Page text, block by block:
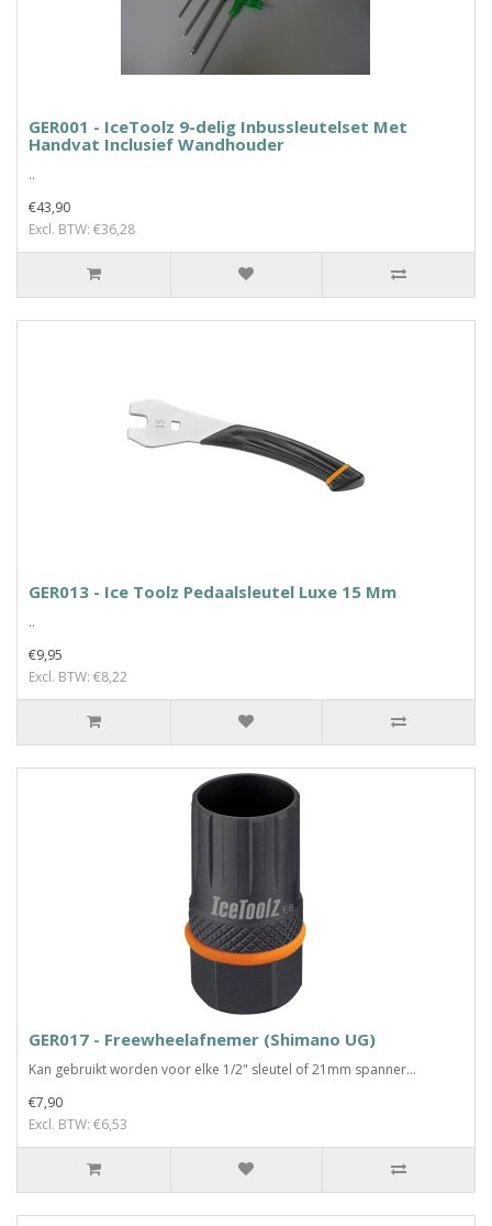
GER001 - IceToolz 9-delig Inbussleutelset Met
Handvat Inclusief Wandhouder
..
€43,90
Excl. BTW: €36,28
GER013 - Ice Toolz Pedaalsleutel Luxe 15 Mm
..
€9,95
Excl. BTW: €8,22
GER017 - Freewheelafnemer (Shimano UG)
Kan gebruikt worden voor elke 1/2" sleutel of 21mm spanner...
€7,90
Excl. BTW: €6,53